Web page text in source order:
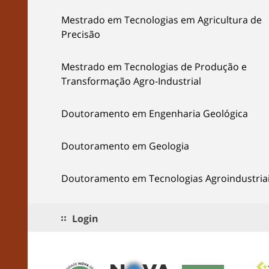
Mestrado em Tecnologias em Agricultura de
Precisão
Mestrado em Tecnologias de Produção e
Transformação Agro-Industrial
Doutoramento em Engenharia Geológica
Doutoramento em Geologia
Doutoramento em Tecnologias
Login